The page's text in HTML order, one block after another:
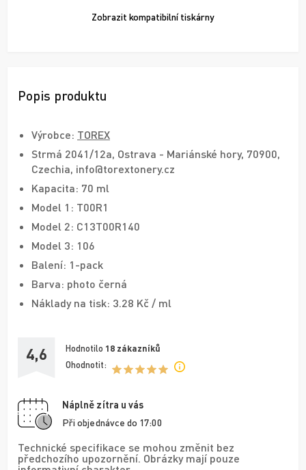
Zobrazit kompatibilní tiskárny
Popis produktu
Výrobce: TOREX
Strmá 2041/12a, Ostrava - Mariánské hory, 70900,
Czechia, info@torextonery.cz
Kapacita: 70 ml
Model 1: T00R1
Model 2: C13T00R140
Model 3: 106
Balení: 1-pack
Barva: photo černá
Náklady na tisk: 3.28 Kč / ml
4,6 Hodnotilo 18 zákazníků
Ohodnotit:
Náplně zítra u vás
Při objednávce do 17:00
Technické specifikace se mohou změnit bez
předchozího upozornění. Obrázky mají pouze